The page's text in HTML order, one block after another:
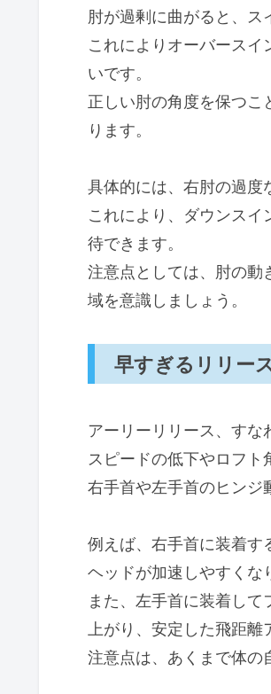
肘が過剰に曲がると、ス
これによりオーバース
いです。
正しい肘の角度を保つこ
ります。
具体的には、右肘の過度
これにより、ダウンス
待できます。
注意点としては、肘の動
域を意識しましょう。
早すぎるリリー
アーリーリリース、すな
スピードの低下やロフト
右手首や左手首のヒンジ
例えば、右手首に装着す
ヘッドが加速しやすくな
また、左手首に装着し
上がり、安定した飛距離
注意点は、あくまで体の